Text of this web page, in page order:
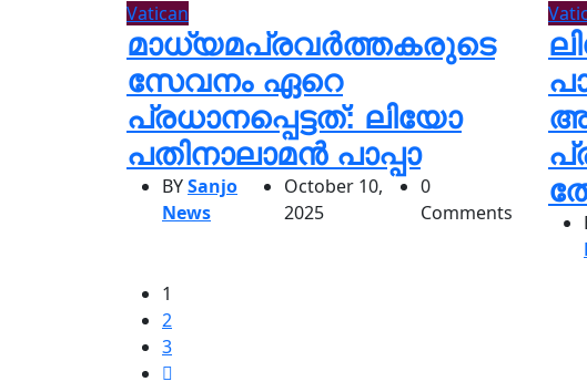
Vatican
മാധ്യമപ്രവർത്തകരുടെ
സേവനം ഏറെ
പ്രധാനപ്പെട്ടത്: ലിയോ
പതിനാലാമൻ പാപ്പാ
BYSanjo
News
October 10,
2025
0
Comments
1
2
3